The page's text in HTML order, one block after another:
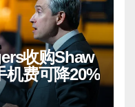
收购Shaw
机费可降20%